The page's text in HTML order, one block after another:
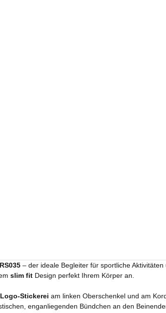
– der ideale Begleiter für sportliche
slim fit Design perfekt Ihrem Körper an.
Stickerei am linken Oberschenkel und am
enganliegenden Bündchen an den